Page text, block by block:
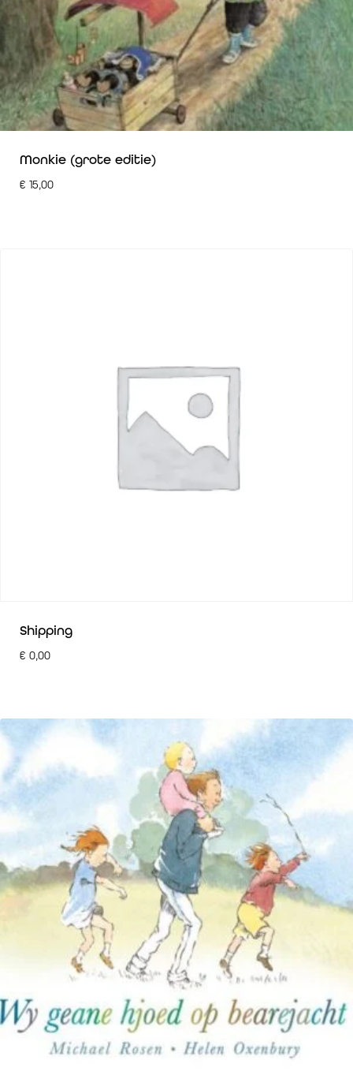
Monkie (grote editie)
€ 15,00
Shipping
€ 0,00